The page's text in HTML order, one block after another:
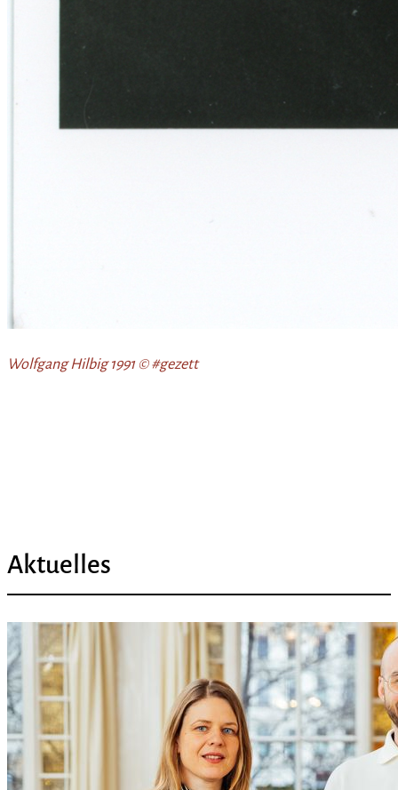
Wolfgang Hilbig 1991 © #gezett
Aktuelles